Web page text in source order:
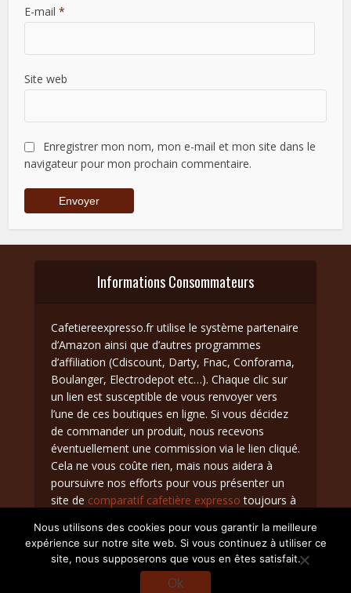
E-mail*
Site web
Enregistrer mon nom, mon e-mail et mon site dans le
navigateur pour mon prochain commentaire.
Informations Consommateurs
Cafetiereexpresso.fr utilise le système partenaire
d’Amazon ainsi que d’autres programmes
d’affiliation (Cdiscount, Darty, Fnac, Conforama,
Boulanger, Electrodepot etc…). Chaque clic sur
un lien est susceptible de vous renvoyer vers
l’une de ces boutiques en ligne. Si vous décidez
de commander un produit, nous recevons
éventuellement une commission via le lien cliqué.
Cela ne vous coûte rien, mais nous aidera à
poursuivre nos efforts pour vous présenter un
site de comparatif cafetière expresso toujours à
Mentions Légales
Nous utilisons des cookies pour vous garantir la meilleure
expérience sur notre site web. Si vous continuez à utiliser ce
site, nous supposerons que vous en êtes satisfait.
Ok